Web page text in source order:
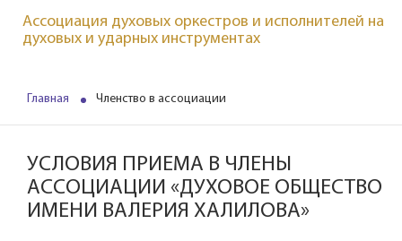
Ассоциация духовых оркестров и исполнителей на
духовых и ударных инструментах
Главная Членство в ассоциации
УСЛОВИЯ ПРИЕМА В ЧЛЕНЫ
АССОЦИАЦИИ «ДУХОВОЕ ОБЩЕСТВО
ИМЕНИ ВАЛЕРИЯ ХАЛИЛОВА»